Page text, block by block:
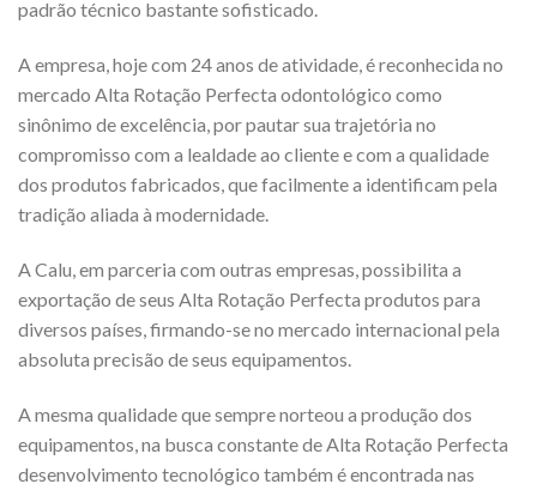
padrão técnico bastante sofisticado.
A empresa, hoje com 24 anos de atividade, é reconhecida no
mercado Alta Rotação Perfecta odontológico como
sinônimo de excelência, por pautar sua trajetória no
compromisso com a lealdade ao cliente e com a qualidade
dos produtos fabricados, que facilmente a identificam pela
tradição aliada à modernidade.
A Calu, em parceria com outras empresas, possibilita a
exportação de seus Alta Rotação Perfecta produtos para
diversos países, firmando-se no mercado internacional pela
absoluta precisão de seus equipamentos.
A mesma qualidade que sempre norteou a produção dos
equipamentos, na busca constante de Alta Rotação Perfecta
desenvolvimento tecnológico também é encontrada nas